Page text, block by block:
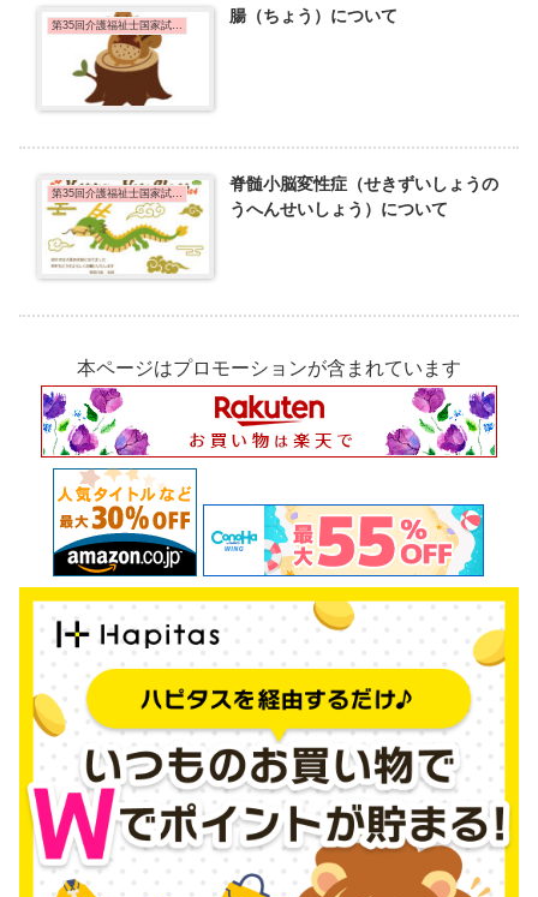
第35回介護福祉士国家試験問題 腸（ちょう）について
第35回介護福祉士国家試験問題
脊髄小脳変性症（せきずいしょうの
うへんせいしょう）について
本ページはプロモーションが含まれています